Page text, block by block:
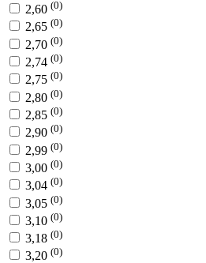
2,60 (0)
2,65 (0)
2,70 (0)
2,74 (0)
2,75 (0)
2,80 (0)
2,85 (0)
2,90 (0)
2,99 (0)
3,00 (0)
3,04 (0)
3,05 (0)
3,10 (0)
3,18 (0)
3,20 (0)